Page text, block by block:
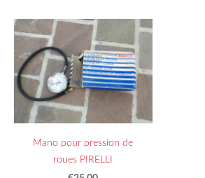
Mano pour pression de
roues PIRELLI